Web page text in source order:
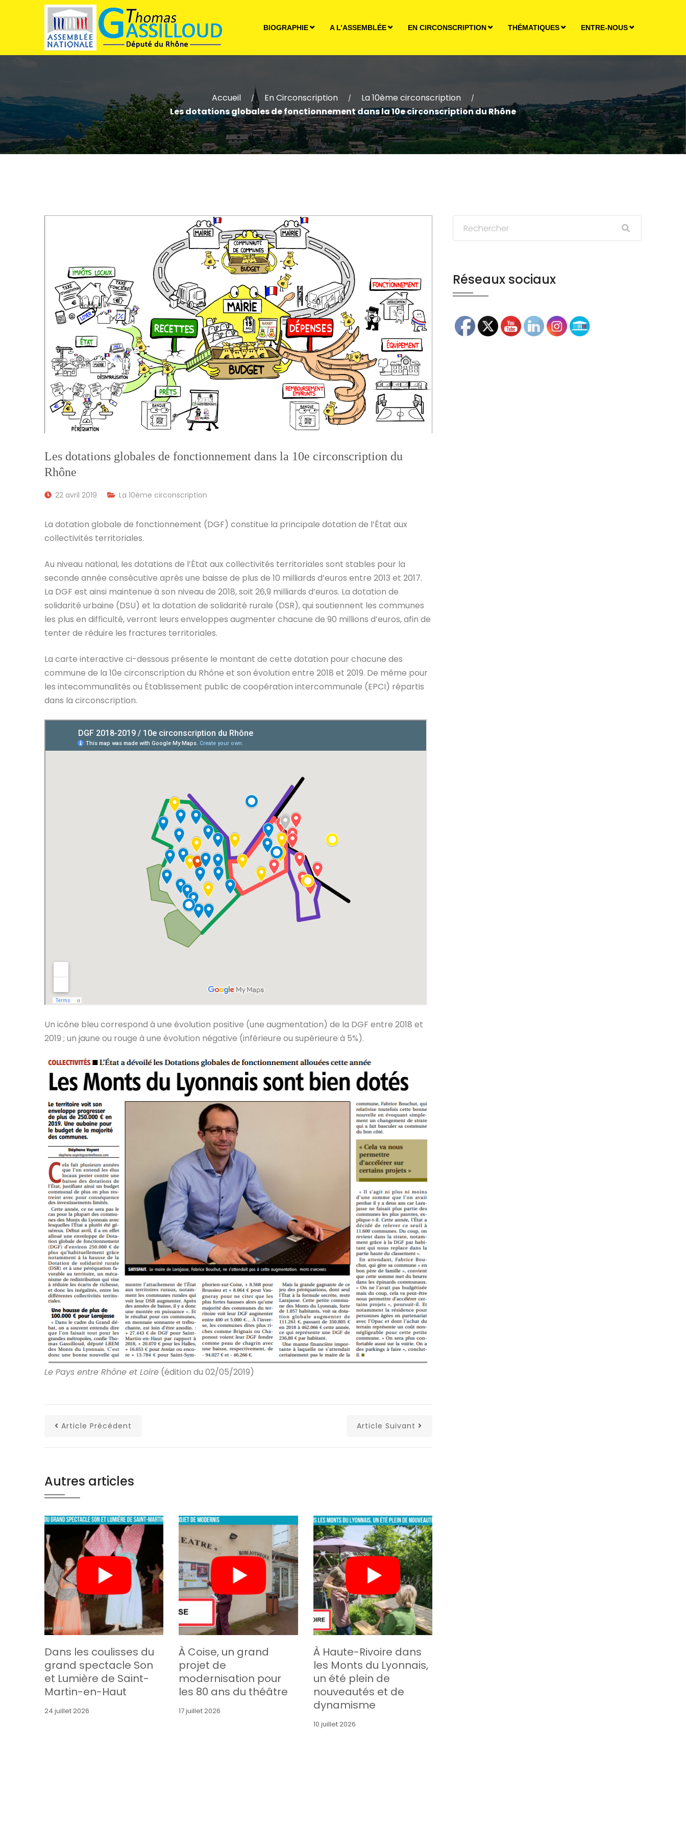
BIOGRAPHIE A L’ASSEMBLÉE EN CIRCONSCRIPTION THÉMATIQUES ENTRE-NOUS
Accueil / En Circonscription / La 10ème circonscription /
Les dotations globales de fonctionnement dans la 10e circonscription du Rhône
Les dotations globales de fonctionnement dans la 10e circonscription du
Rhône
22 avril 2019 La 10ème circonscription
La dotation globale de fonctionnement (DGF) constitue la principale dotation de l’État aux
collectivités territoriales.
Au niveau national, les dotations de l’État aux collectivités territoriales sont stables pour la
seconde année consécutive après une baisse de plus de 10 milliards d’euros entre 2013 et 2017.
La DGF est ainsi maintenue à son niveau de 2018, soit 26,9 milliards d’euros. La dotation de
solidarité urbaine (DSU) et la dotation de solidarité rurale (DSR), qui soutiennent les communes
les plus en difficulté, verront leurs enveloppes augmenter chacune de 90 millions d’euros, afin de
tenter de réduire les fractures territoriales.
La carte interactive ci-dessous présente le montant de cette dotation pour chacune des
commune de la 10e circonscription du Rhône et son évolution entre 2018 et 2019. De même pour
les intecommunalités ou Établissement public de coopération intercommunale (EPCI) répartis
dans la circonscription.
Un icône bleu correspond à une évolution positive (une augmentation) de la DGF entre 2018 et
2019 ; un jaune ou rouge à une évolution négative (inférieure ou supérieure à 5%).
Le Pays entre Rhône et Loire (édition du 02/05/2019)
Article Précédent Article Suivant
Autres articles
Dans les coulisses du
grand spectacle Son
et Lumière de Saint-
Martin-en-Haut
24 juillet 2026
À Coise, un grand
projet de
modernisation pour
les 80 ans du théâtre
17 juillet 2026
À Haute-Rivoire dans
les Monts du Lyonnais,
un été plein de
nouveautés et de
dynamisme
10 juillet 2026
Réseaux sociaux